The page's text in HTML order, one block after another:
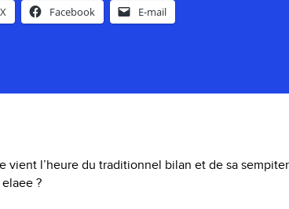
X Facebook E-mail
vient l’heure du traditionnel bilan et de sa
?